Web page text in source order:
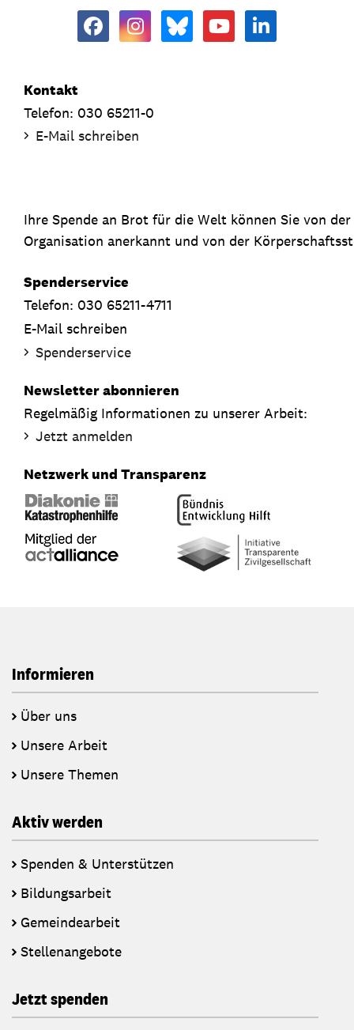
Kontakt
Telefon: 030 65211-0
E-Mail schreiben
Ihre Spende an Brot für die Welt können Sie von
Organisation anerkannt und von der
Spenderservice
Telefon: 030 65211-4711
E-Mail schreiben
Spenderservice
Newsletter abonnieren
Regelmäßig Informationen zu unserer Arbeit:
Jetzt anmelden
Netzwerk und Transparenz
Informieren
Über uns
Unsere Arbeit
Unsere Themen
Aktiv werden
Spenden & Unterstützen
Bildungsarbeit
Gemeindearbeit
Stellenangebote
Jetzt spenden